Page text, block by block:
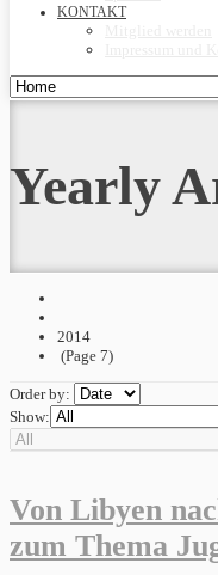
KONTAKT
Yearly
2014
(Page 7)
Order by:
Show:
Von Libyen
zum Thema